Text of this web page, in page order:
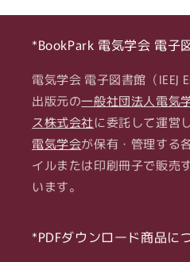
電・
ラ
ズ
マ・
パ
ル
パ
ー/
電・
ラ
ズ
マ・
パ
ル
ー/
*BookPark 電気学会 電子
電気学会 電子図書館（IEEJ
出版元の一般社団法人電気
ス株式会社に委託して運営
電気学会が保有・管理する
イルまたは印刷冊子で販売
います。
*PDFダウンロード商品に